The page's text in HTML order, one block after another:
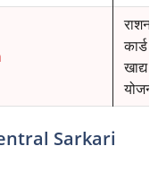
राशन
कार्ड व
खाद्य
योजना
Sarkari